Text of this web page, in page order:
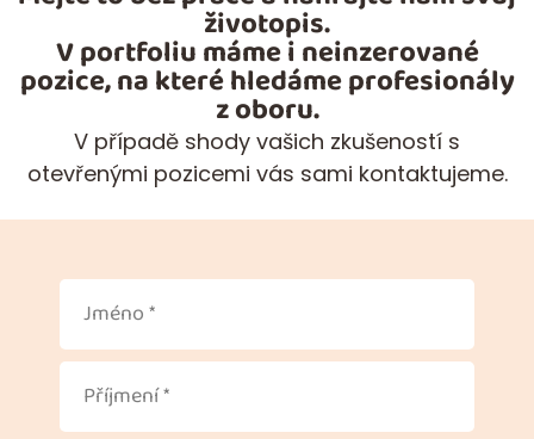
životopis.
V portfoliu máme i neinzerované
pozice, na které hledáme profesionály
z oboru.
V případě shody vašich zkušeností s
otevřenými pozicemi vás sami kontaktujeme.